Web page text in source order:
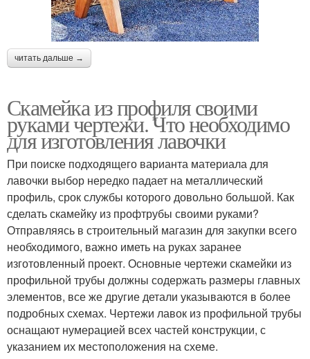
читать дальше →
Скамейка из профиля своими
руками чертежи. Что необходимо
для изготовления лавочки
При поиске подходящего варианта материала для
лавочки выбор нередко падает на металлический
профиль, срок службы которого довольно большой. Как
сделать скамейку из профтрубы своими руками?
Отправляясь в строительный магазин для закупки всего
необходимого, важно иметь на руках заранее
изготовленный проект. Основные чертежи скамейки из
профильной трубы должны содержать размеры главных
элементов, все же другие детали указываются в более
подробных схемах. Чертежи лавок из профильной трубы
оснащают нумерацией всех частей конструкции, с
указанием их местоположения на схеме.